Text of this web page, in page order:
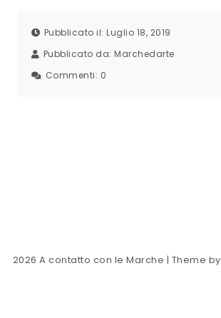
Pubblicato il: Luglio 18, 2019
Pubblicato da: Marchedarte
Commenti: 0
2026 A contatto con le Marche | Theme by